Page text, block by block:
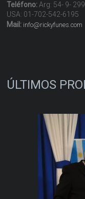
Teléfono:Arg: 54- 9-
USA: 01-702-542-6195
Mail: info@rickyfunes.com
ÚLTIMOS